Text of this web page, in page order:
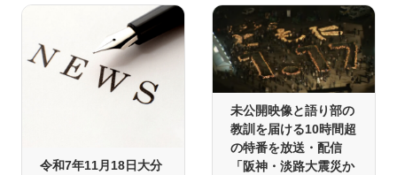
令和7年11月18日大分
未公開映像と語り部の
教訓を届ける10時間超
の特番を放送・配信
「阪神・淡路大震災か